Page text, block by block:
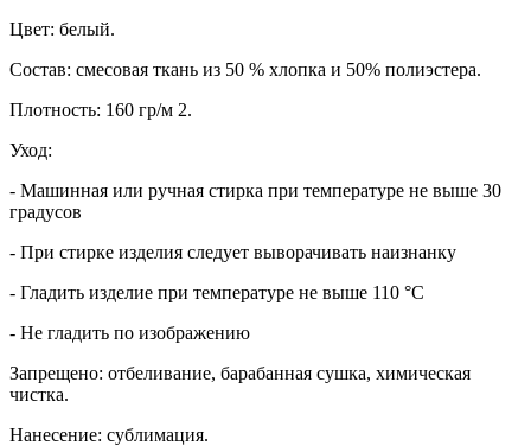
Цвет: белый.
Состав: смесовая ткань из 50 % хлопка и 50% полиэстера.
Плотность: 160 гр/м 2.
Уход:
- Машинная или ручная стирка при температуре не выше 30
градусов
- При стирке изделия следует выворачивать наизнанку
- Гладить изделие при температуре не выше 110 °C
- Не гладить по изображению
Запрещено: отбеливание, барабанная сушка, химическая
чистка.
Нанесение: сублимация.